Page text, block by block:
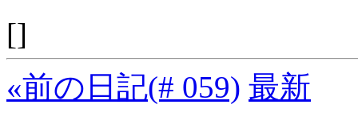
[]
«前の日記(# 059) 最新